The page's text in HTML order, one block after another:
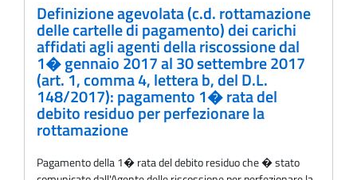
Definizione agevolata (c.d. rottamazione
delle cartelle di pagamento) dei carichi
affidati agli agenti della riscossione dal
1� gennaio 2017 al 30 settembre 2017
(art. 1, comma 4, lettera b, del D.L.
148/2017): pagamento 1� rata del
debito residuo per perfezionare la
rottamazione
Pagamento della 1� rata del debito residuo che � stato